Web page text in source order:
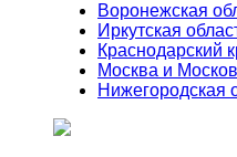
Воронежская
Иркутская
Краснодарский
Москва и
Нижегородская